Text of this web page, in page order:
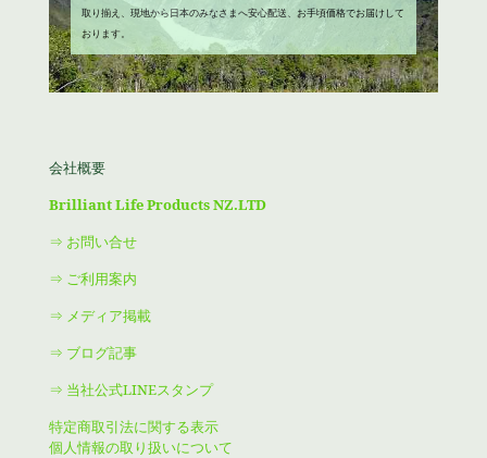
取り揃え、現地から日本のみなさまへ安心配送、お手頃価格でお届けして
おります。
会社概要
Brilliant Life Products NZ.LTD
⇒ お問い合せ
⇒ ご利用案内
⇒ メディア掲載
⇒ ブログ記事
⇒ 当社公式LINEスタンプ
特定商取引法に関する表示
個人情報の取り扱いについて